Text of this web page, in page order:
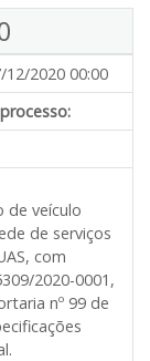
12/2020 00:00
de veículo
de serviços
com
2020-0001,
nº 99 de